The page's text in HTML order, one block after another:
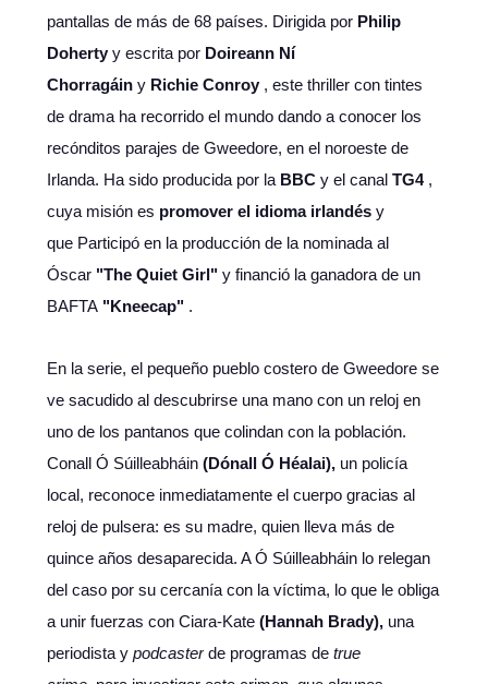
pantallas de más de 68 países. Dirigida por Philip
Dohertyy escrita por Doireann Ní
Chorragáiny Richie Conroy, este thriller con tintes
de drama ha recorrido el mundo dando a conocer los
recónditos parajes de Gweedore, en el noroeste de
Irlanda. Ha sido producida por la BBCy el canal TG4,
cuya misión es promover el idioma irlandésy
que Participó en la producción de la nominada al
Óscar "The Quiet Girl" y financió la ganadora de un
BAFTA "Kneecap" .
En la serie, el pequeño pueblo costero de Gweedore se
ve sacudido al descubrirse una mano con un reloj en
uno de los pantanos que colindan con la población.
Conall Ó Súilleabháin (Dónall Ó Héalai),un policía
local, reconoce inmediatamente el cuerpo gracias al
reloj de pulsera: es su madre, quien lleva más de
quince años desaparecida. A Ó Súilleabháin lo relegan
del caso por su cercanía con la víctima, lo que le obliga
a unir fuerzas con Ciara-Kate (Hannah Brady),una
periodista y podcasterde programas de true